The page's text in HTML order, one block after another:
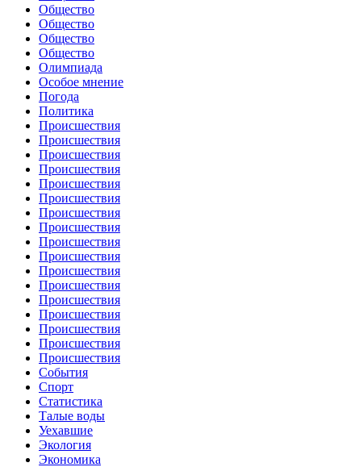
Общество
Общество
Общество
Общество
Олимпиада
Особое мнение
Погода
Политика
Происшествия
Происшествия
Происшествия
Происшествия
Происшествия
Происшествия
Происшествия
Происшествия
Происшествия
Происшествия
Происшествия
Происшествия
Происшествия
Происшествия
Происшествия
Происшествия
Происшествия
События
Спорт
Статистика
Талые воды
Уехавшие
Экология
Экономика